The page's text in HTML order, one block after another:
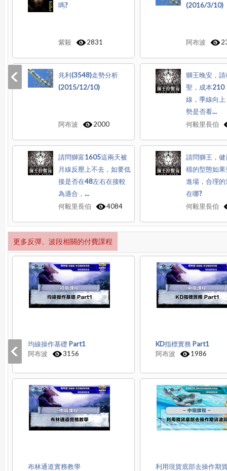
嗎?
紫殺 2831
(2016/3/10)
阿布波
兆利(3548)走勢分析
(2015/12/10)
阿布波 2000
獅王晚安，
聖，成本210
線，季線向
勢是否看...
何毅里長伯
請問獅富1605這兩天被
月線反壓上不去，如要低
接是否在48左右在接較
為適合，...
何毅里長伯
4084
請問獅王，
檔的型態如
進場，合理
在哪?
何毅里長伯
更多反彈、波段相關的付費課程
均線操作基礎 Part1
阿布波
3156
KD指標實務 Part1
阿布波
1986
布林通道實務教學
利用現貨底部去操作期